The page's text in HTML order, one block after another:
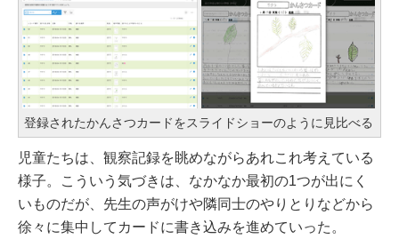
登録されたかんさつカードをスライドショーのように見比べる
児童たちは、観察記録を眺めながらあれこれ考えている
様子。こういう気づきは、なかなか最初の1つが出にく
いものだが、先生の声がけや隣同士のやりとりなどから
徐々に集中してカードに書き込みを進めていった。